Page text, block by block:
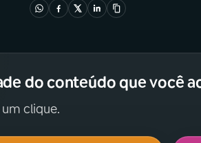
do conteúdo que você
clique.